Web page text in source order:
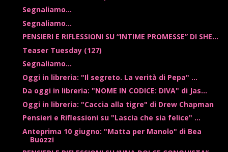
Segnaliamo...
Segnaliamo...
PENSIERI E RIFLESSIONI SU “INTIME PROMESSE” DI SHE...
Teaser Tuesday (127)
Segnaliamo...
Oggi in libreria: "Il segreto. La verità di Pepa" ...
Da oggi in libreria: "NOME IN CODICE: DIVA" di Jas...
Oggi in libreria: "Caccia alla tigre" di Drew Chapman
Pensieri e Riflessioni su "Lascia che sia felice" ...
Anteprima 10 giugno: "Matta per Manolo" di Bea
Buozzi